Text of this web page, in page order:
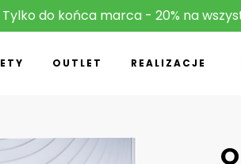
Tylko do końca marca - 20% na
OUTLET REALIZACJE